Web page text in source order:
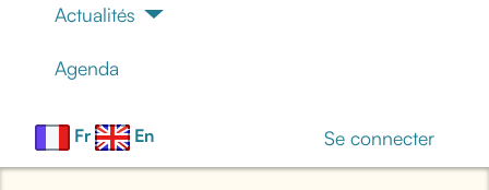
Actualités
Agenda
Fr En Se connecter